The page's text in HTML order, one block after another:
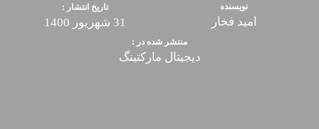
نویسنده
امید فخار
تاریخ انتشار :
31 شهریور 1400
منتشر شده در :
دیجیتال مارکتینگ